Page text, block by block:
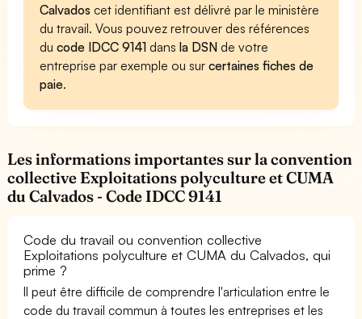
Calvados cet identifiant est délivré par le ministère
du travail. Vous pouvez retrouver des références
ducode IDCC 9141 dansla DSN de votre
entreprise par exemple ou surcertaines fiches de
paie.
Les informations importantes sur la convention
collective Exploitations polyculture et CUMA
du Calvados - Code IDCC 9141
Code du travail ou convention collective
Exploitations polyculture et CUMA du Calvados, qui
prime ?
Il peut être difficile de comprendre l'articulation entre le
code du travail commun à toutes les entreprises et les